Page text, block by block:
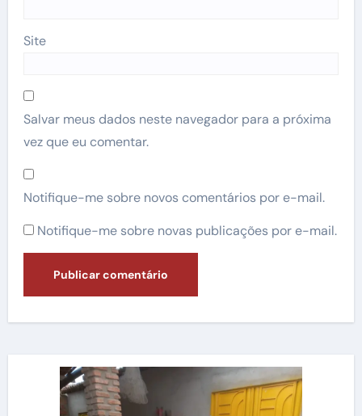
Site
Salvar meus dados neste navegador para a próxima
vez que eu comentar.
Notifique-me sobre novos comentários por e-mail.
Notifique-me sobre novas publicações por e-mail.